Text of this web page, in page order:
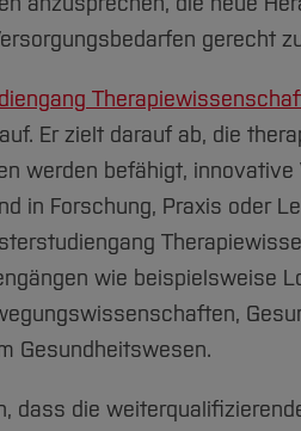
gerecht
Er zielt darauf ab, die
werden befähigt,
in Forschung, Praxis oder
wie beispielsweise
Gesundheitswesen.
dass die